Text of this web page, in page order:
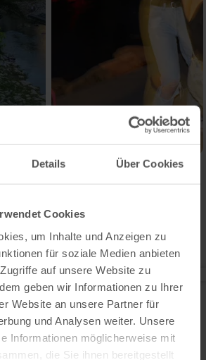
Details Über Cookies
Cookies
um Inhalte und Anzeigen zu
für soziale Medien anbieten
auf unsere Website zu
geben wir Informationen zu Ihrer
Website an unsere Partner für
und Analysen weiter. Unsere
Informationen möglicherweise mit
die Sie ihnen bereitgestellt
Wittlich Stadt & Land
2